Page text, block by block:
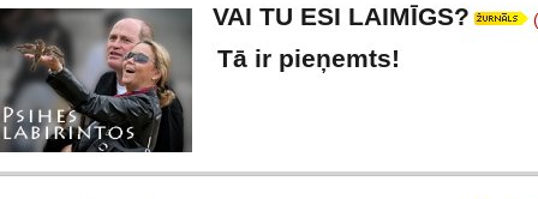
VAI TU ESI LAIMĪGS?
Tā ir pieņemts!